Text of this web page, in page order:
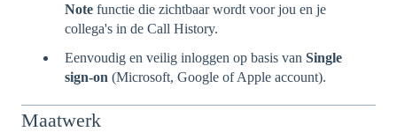
Note functie die zichtbaar wordt voor jou en je
collega's in de Call History.
Eenvoudig en veilig inloggen op basis van Single
sign-on (Microsoft, Google of Apple account).
Maatwerk